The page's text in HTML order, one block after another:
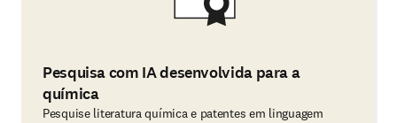
Pesquisa com IA desenvolvida para a
química
Pesquise literatura química e patentes em linguagem